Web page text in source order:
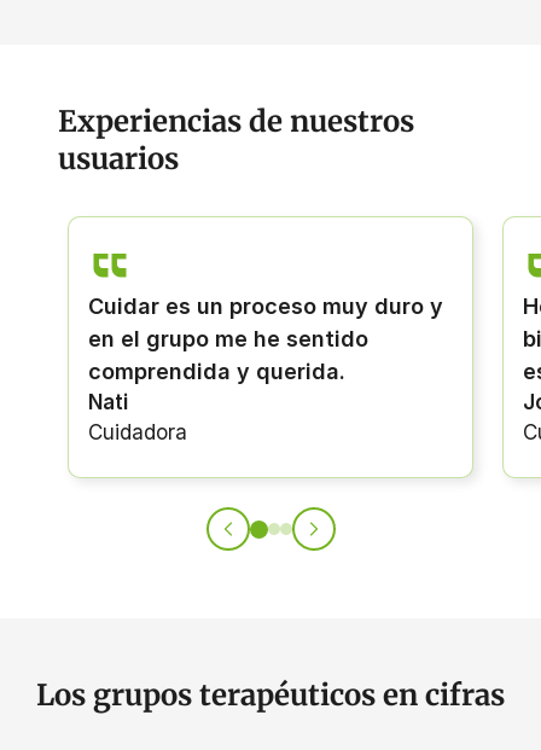
Experiencias de nuestros
usuarios
duro y
Hemos aprendido que si tu
bien, la persona que cuidas lo
estará también.
Los grupos terapéuticos en cifras